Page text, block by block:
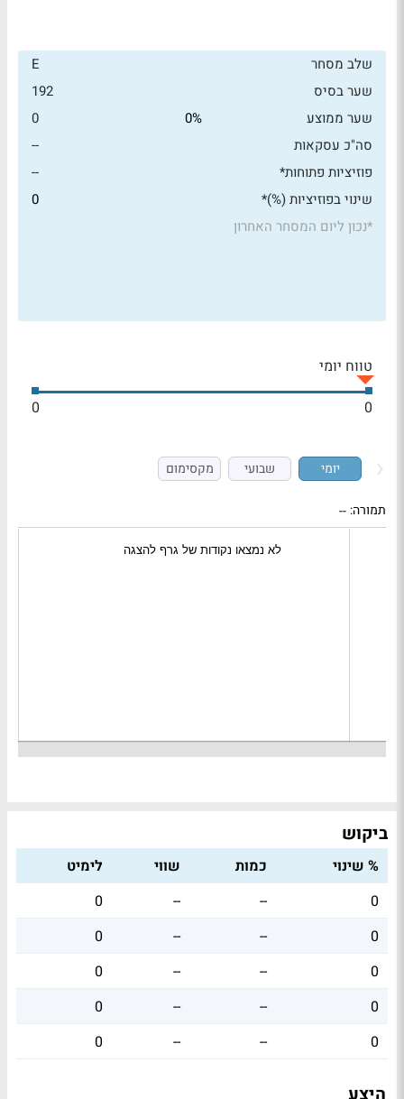
שלב מסחר
E
שער בסיס
192
שער ממוצע
0%
0
סה"כ עסקאות
--
פוזיציות פתוחות*
--
שינוי בפוזיציות (%)*
0
*נכון ליום המסחר האחרון
טווח יומי
0
0
יומי שבועי מקסימום
תמורה: --
ביקוש
% שינוי כמות שווי
לימיט
0
--
--
0
0
--
--
0
0
--
--
0
0
--
--
0
0
--
--
0